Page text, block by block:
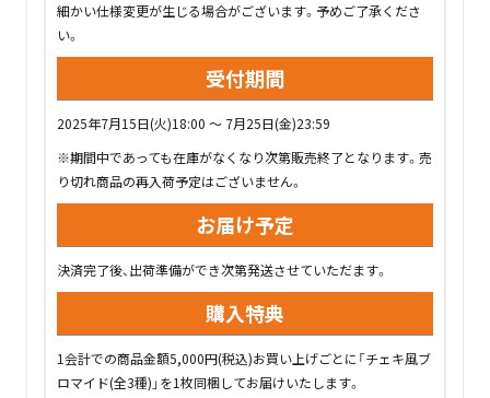
細かい仕様変更が生じる場合がございます。予めご了承くださ
い。
受付期間
2025年7月15日(火)18:00 ～ 7月25日(金)23:59
※期間中であっても在庫がなくなり次第販売終了となります。売
り切れ商品の再入荷予定はございません。
お届け予定
決済完了後、出荷準備ができ次第発送させていただます。
購入特典
1会計での商品金額5,000円(税込)お買い上げごとに「チェキ風ブ
ロマイド(全3種)」を1枚同梱してお届けいたします。